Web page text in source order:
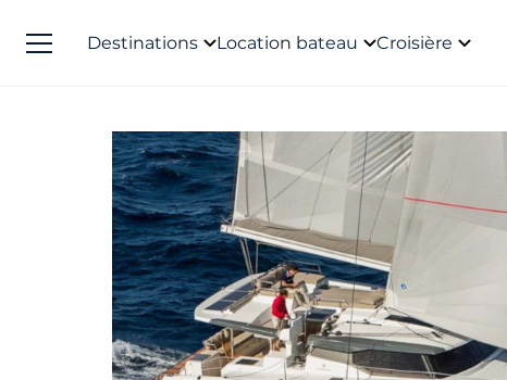
Destinations Location bateau Croisière